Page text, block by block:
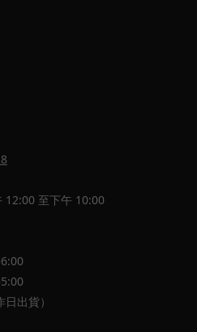
12:00 至下午 10:00
出貨）